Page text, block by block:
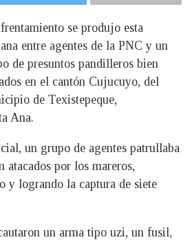
se produjo esta
entre agentes de la PNC y un
de presuntos pandilleros bien
en el cantón Cujucuyo, del
de Texistepeque,
Ana.
un grupo de agentes patrullaba
atacados por los mareros,
y logrando la captura de siete
un arma tipo uzi, un fusil,